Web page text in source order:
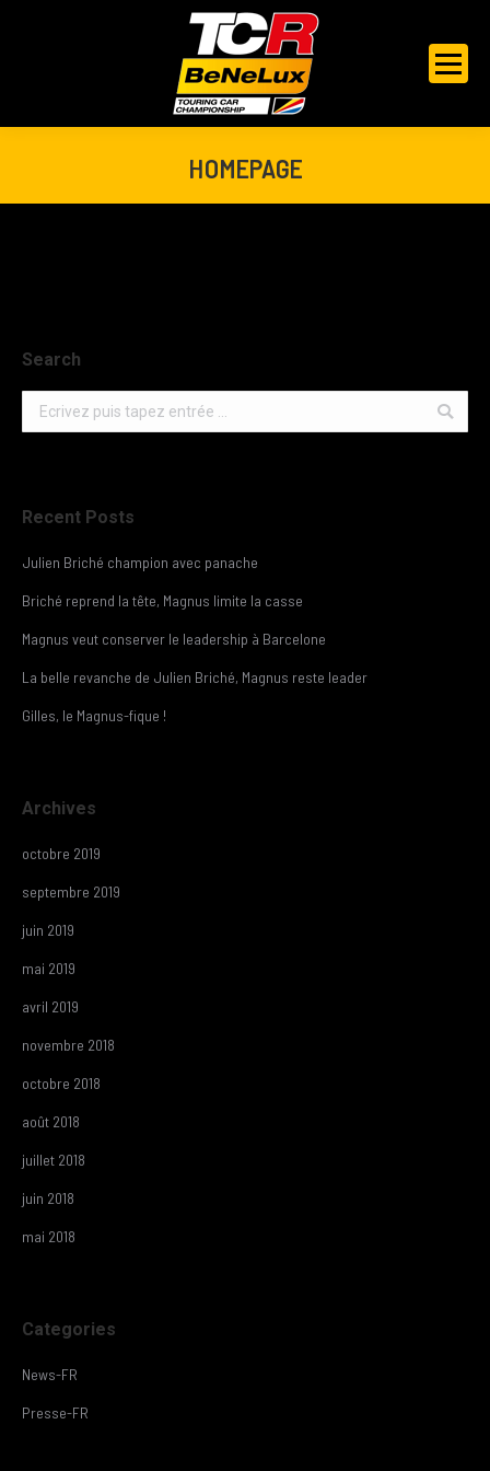
HOMEPAGE
Je bent hier:
Search
Search:
Recent Posts
Julien Briché champion avec panache
Briché reprend la tête, Magnus limite la casse
Magnus veut conserver le leadership à Barcelone
La belle revanche de Julien Briché, Magnus reste leader
Gilles, le Magnus-fique !
Archives
octobre 2019
septembre 2019
juin 2019
mai 2019
avril 2019
novembre 2018
octobre 2018
août 2018
juillet 2018
juin 2018
mai 2018
Categories
News-FR
Presse-FR